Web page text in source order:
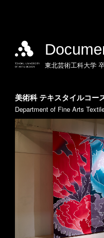
東北芸術工科大学
美術科 テキスタイルコー
Department of Fine Arts